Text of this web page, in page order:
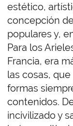
estético,
concepción
populares y,
Para los
Francia, era
las cosas,
formas
contenidos.
incivilizado y